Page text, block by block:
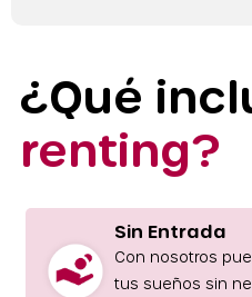
¿Qué
renting?
Sin Entrada
Con nosotros
tus sueños sin